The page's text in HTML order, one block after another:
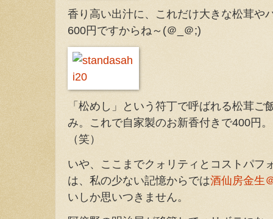
香り高い出汁に、これだけ大きな松茸や
600円ですからね～(＠_＠;)
「松めし」という符丁で呼ばれる松茸ご
み。これで自家製のお新香付きで400円
（笑）
いや、ここまでクォリティとコストパフ
は、私の少ない記憶からでは酒仙房金生
いしか思いつきません。